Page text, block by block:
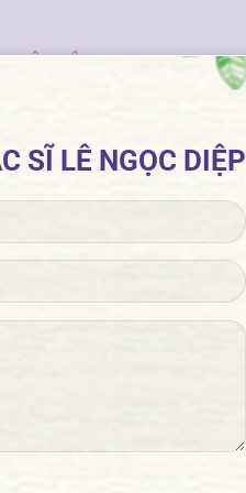
LIÊN HỆ
SĨ LÊ NGỌC DIỆP